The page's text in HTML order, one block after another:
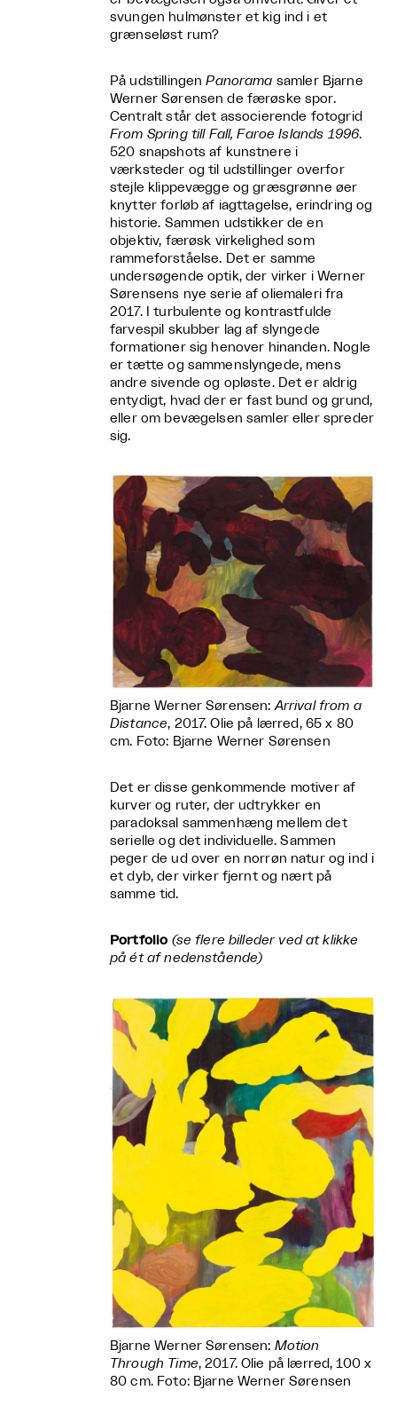
svungen hulmønster et kig ind i et
grænseløst rum?
På udstillingenPanorama samler Bjarne
Werner Sørensen de færøske spor.
Centralt står det associerende fotogrid
From Spring till Fall, Faroe Islands 1996.
520 snapshots af kunstnere i
værksteder og til udstillinger overfor
stejle klippevægge og græsgrønne øer
knytter forløb af iagttagelse, erindring og
historie. Sammen udstikker de en
objektiv, færøsk virkelighed som
rammeforståelse. Det er samme
undersøgende optik, der virker i Werner
Sørensens nye serie af oliemaleri fra
2017. I turbulente og kontrastfulde
farvespil skubber lag af slyngede
formationer sig henover hinanden. Nogle
er tætte og sammenslyngede, mens
andre sivende og opløste. Det er aldrig
entydigt, hvad der er fast bund og grund,
eller om bevægelsen samler eller spreder
sig.
Bjarne Werner Sørensen: Arrival from a
Distance, 2017. Olie på lærred, 65 x 80
cm. Foto: Bjarne Werner Sørensen
Det er disse genkommende motiver af
kurver og ruter, der udtrykker en
paradoksal sammenhæng mellem det
serielle og det individuelle. Sammen
peger de ud over en norrøn natur og ind i
et dyb, der virker fjernt og nært på
samme tid.
Portfolio (se flere billeder ved at klikke
på ét af nedenstående)
Bjarne Werner Sørensen: Motion
Through Time, 2017. Olie på lærred, 100 x
80 cm. Foto: Bjarne Werner Sørensen